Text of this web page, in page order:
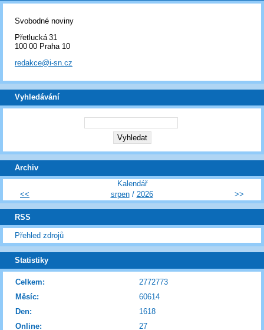
Svobodné noviny
Přetlucká 31
100 00 Praha 10
redakce@i-sn.cz
Vyhledávání
Archiv
Kalendář
<<
srpen/ 2026 >>
RSS
Přehled zdrojů
Statistiky
Online: 27
Celkem:
2772773
Měsíc:
60614
Den:
1618